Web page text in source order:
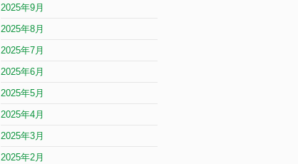
2025年9月
2025年8月
2025年7月
2025年6月
2025年5月
2025年4月
2025年3月
2025年2月